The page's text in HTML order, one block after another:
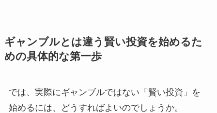
ギャンブルとは違う賢い投資を始めるた
めの具体的な第一歩
では、実際にギャンブルではない「賢い投資」を
始めるには、どうすればよいのでしょうか。